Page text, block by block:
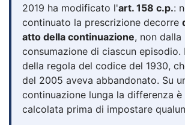
2019 ha modificato l'art. 158 c.p.:
continuato la prescrizione decorre
atto della continuazione, non dalla
consumazione di ciascun episodio.
della regola del codice del 1930,
del 2005 aveva abbandonato. Su
continuazione lunga la differenza è
calcolata prima di impostare